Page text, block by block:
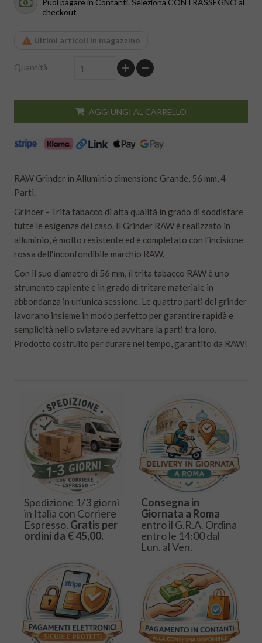
Puoi pagare in Contanti. Seleziona CONTRASSEGNO al
checkout
Ultimi articoli in magazzino
Quantità
AGGIUNGI AL CARRELLO
RAW Grinder in Alluminio dimensione Grande, 56 mm, 4
Parti.
Grinder - Trita tabacco di alta qualità in grado di soddisfare
tutte le esigenze del caso. Il Grinder RAW è realizzato in
alluminio, è molto resistente ed è completato con l'incisione
rossa dell'inconfondibile marchio RAW.
Con il suo diametro di 56 mm, il trita tabacco RAW è uno
strumento capiente e in grado di tritare materiale in
abbondanza in un'unica sessione. Le quattro parti del grinder
lavorano insieme in modo perfetto per garantire rapidà e
semplicità nello sviatare ed avvitare la parti tra loro.
Prodotto costruito per durare nel tempo, garantito da RAW!
Spedizione 1/3 giorni
in Italia con Corriere
Espresso. Gratis per
ordini da € 45,00.
Consegna in
Giornata a Roma
entro il G.R.A. Ordina
entro le 14:00 dal
Lun. al Ven.